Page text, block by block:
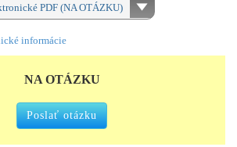
PDF (NA OTÁZKU)
informácie
NA OTÁZKU
Poslať otázku